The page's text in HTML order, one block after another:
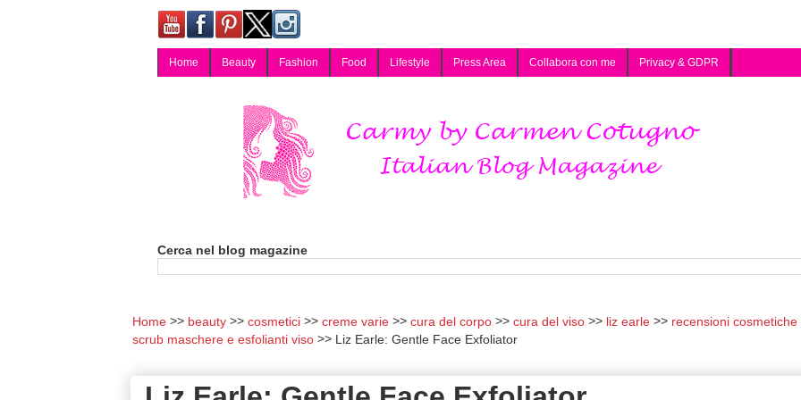
Home Beauty Fashion Food Lifestyle Press Area Collabora con me Privacy & GDPR
Cerca nel blog magazine
Home beauty cosmetici creme varie cura del corpo cura del viso liz earle
recensioni cosmetiche
scrub maschere e esfolianti viso
Liz Earle: Gentle Face Exfoliator